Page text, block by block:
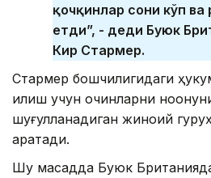
қочқинлар сони кўп
етди”, - деди Буюк
Кир Стармер.
Стармер бошчилигидаги
қилиш учун қочқинларни
шуғулланадиган жиноий
қаратади.
Шу мақсадда Буюк